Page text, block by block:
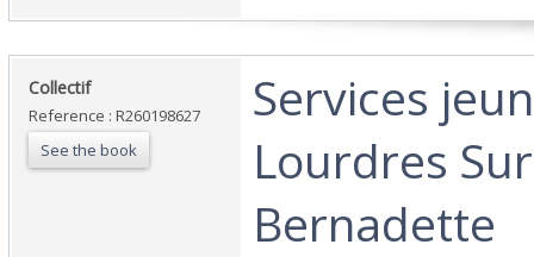
‎Collectif‎
Reference : R260198627
See the book
‎Services
Lourdres
Bernadette‎